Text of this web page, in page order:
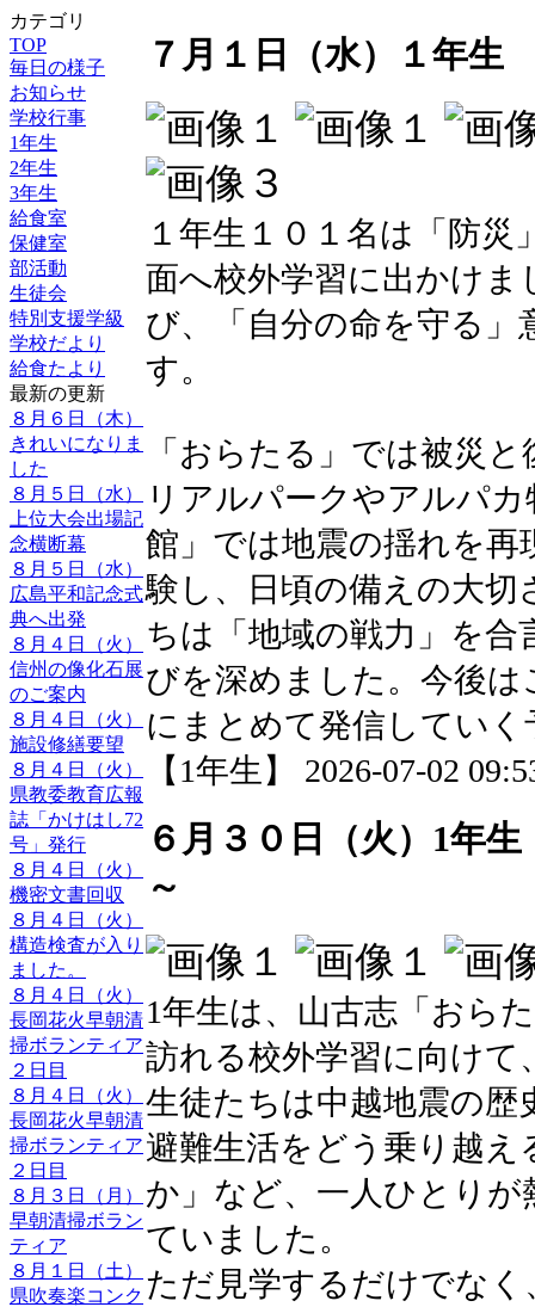
カテゴリ
TOP
毎日の様子
お知らせ
学校行事
1年生
2年生
3年生
給食室
保健室
部活動
生徒会
特別支援学級
学校だより
給食たより
最新の更新
８月６日（木）
きれいになりま
した
８月５日（水）
上位大会出場記
念横断幕
８月５日（水）
広島平和記念式
典へ出発
８月４日（火）
信州の像化石展
のご案内
８月４日（火）
施設修繕要望
８月４日（火）
県教委教育広報
誌「かけはし72
号」発行
８月４日（火）
機密文書回収
８月４日（火）
構造検査が入り
ました。
８月４日（火）
長岡花火早朝清
掃ボランティア
２日目
８月４日（火）
長岡花火早朝清
掃ボランティア
２日目
８月３日（月）
早朝清掃ボラン
ティア
８月１日（土）
県吹奏楽コンク
７月１日（水）１年
１年生１０１名は「防
面へ校外学習に出かけ
び、「自分の命を守る
す。
「おらたる」では被災
リアルパークやアルパ
館」では地震の揺れを
験し、日頃の備えの大
ちは「地域の戦力」を
びを深めました。今後
にまとめて発信していく
【1年生】 2026-07-02
６月３０日（火）1年
～
1年生は、山古志「おら
訪れる校外学習に向けて
生徒たちは中越地震の
避難生活をどう乗り越
か」など、一人ひとり
ていました。
ただ見学するだけでな